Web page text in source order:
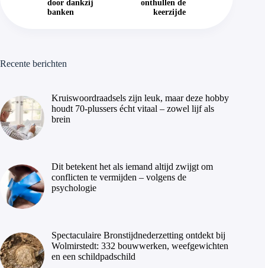
door dankzij
banken
onthullen de
keerzijde
Recente berichten
Kruiswoordraadsels zijn leuk, maar deze hobby
houdt 70-plussers écht vitaal – zowel lijf als
brein
Dit betekent het als iemand altijd zwijgt om
conflicten te vermijden – volgens de
psychologie
Spectaculaire Bronstijdnederzetting ontdekt bij
Wolmirstedt: 332 bouwwerken, weefgewichten
en een schildpadschild